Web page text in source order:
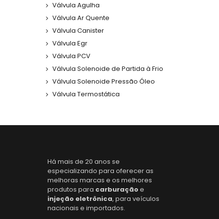
Válvula Agulha
Válvula Ar Quente
Válvula Canister
Válvula Egr
Válvula PCV
Válvula Solenoide de Partida à Frio
Válvula Solenoide Pressão Óleo
Válvula Termostática
Há mais de 20 anos se
especializando para oferecer as
melhoras marcas e os melhores
produtos para carburaçãoe
injeção eletrônica, para veículos
nacionais e importados.